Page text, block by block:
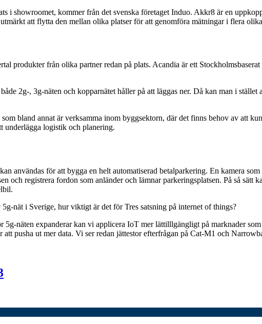
i showroomet, kommer från det svenska företaget Induo. Akkr8 är en
att flytta den mellan olika platser för att genomföra mätningar i flera
produkter från olika partner redan på plats. Acandia är ett
2g-, 3g-näten och kopparnätet håller på att läggas ner. Då kan man i
bland annat är verksamma inom byggsektorn, där det finns behov av att
underlägga logistik och planering.
användas för att bygga en helt automatiserad betalparkering. En kamera
och registrera fordon som anländer och lämnar parkeringsplatsen. På så sätt
nät i Sverige, hur viktigt är det för Tres satsning på internet of things?
näten expanderar kan vi applicera IoT mer lättilllgängligt på marknader
pusha ut mer data. Vi ser redan jättestor efterfrågan på Cat-M1 och